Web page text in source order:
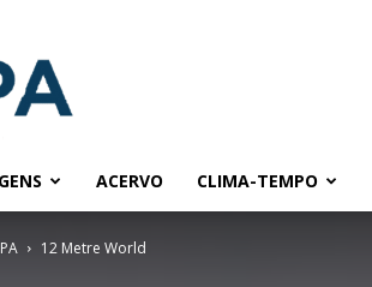
ACERVO CLIMA-TEMPO
12 Metre World